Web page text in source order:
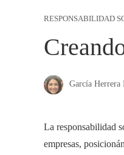
RESPONSABILIDAD
García Herrera
La responsabilidad
empresas,